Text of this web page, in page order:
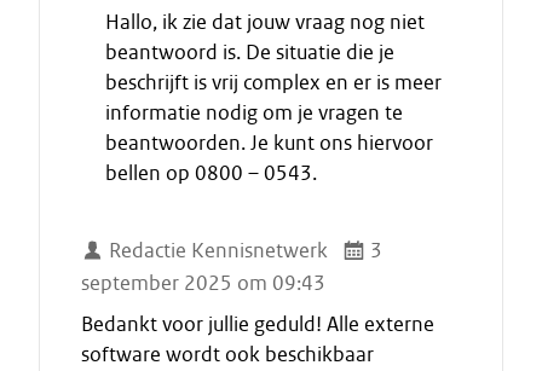
i
n
d
e
c
i
a
t
Hallo, ik zie dat jouw vraag nog niet
beantwoord is. De situatie die je
beschrijft is vrij complex en er is meer
informatie nodig om je vragen te
beantwoorden. Je kunt ons hiervoor
bellen op 0800 – 0543.
Redactie Kennisnetwerk
3
september 2025 om 09:43
Bedankt voor jullie geduld! Alle externe
software wordt ook beschikbaar